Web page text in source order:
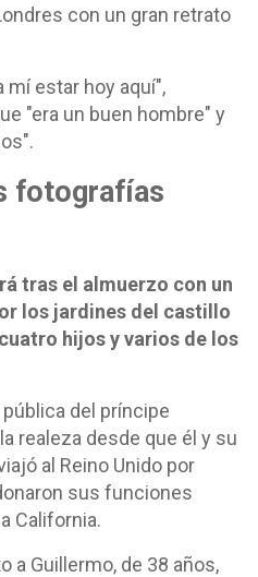
con un gran retrato
mí estar hoy aquí",
"era un buen hombre" y
fotografías
tras el almuerzo con un
los jardines del castillo
hijos y varios de los
del príncipe
realeza desde que él y su
al Reino Unido por
sus funciones
California.
a Guillermo, de 38 años,